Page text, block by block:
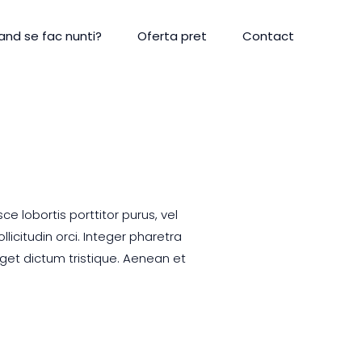
se fac nunti? Oferta pret Contact
lobortis porttitor purus, vel
orci. Integer pharetra
dictum tristique. Aenean et